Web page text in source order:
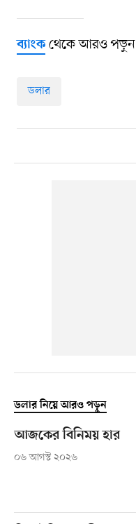
ব্যাংকথেকে আরও পড়ুন
ডলার
ডলার নিয়ে আরও পড়ুন
আজকের বিনিময় হার
০৬ আগস্ট ২০২৬